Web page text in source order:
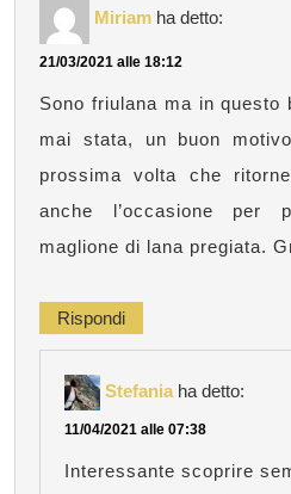
Miriam ha detto:
21/03/2021 alle 18:12
Sono friulana ma in questo
mai stata, un buon
prossima volta che
anche l’occasione per
maglione di lana pregiata.
Rispondi
Stefania ha detto:
11/04/2021 alle 07:38
Interessante scoprire